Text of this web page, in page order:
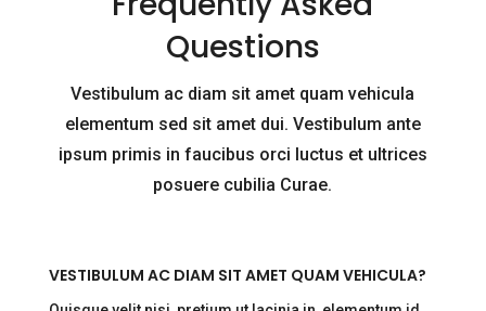
Questions
Vestibulum ac diam sit amet quam vehicula
elementum sed sit amet dui. Vestibulum ante
ipsum primis in faucibus orci luctus et ultrices
posuere cubilia Curae.
VESTIBULUM AC DIAM SIT AMET QUAM VEHICULA?